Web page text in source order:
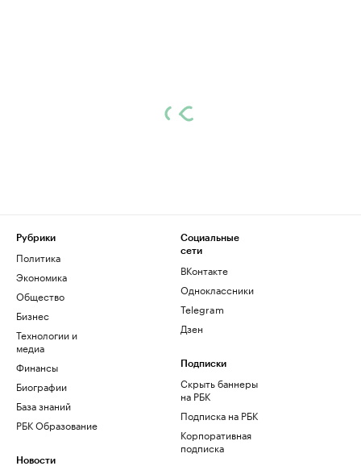
Рубрики
Политика
Экономика
Общество
Бизнес
Технологии и
медиа
Финансы
Биографии
База знаний
РБК Образование
Новости
Социальные
сети
ВКонтакте
Одноклассники
Telegram
Дзен
Подписки
Скрыть баннеры
на РБК
Подписка на РБК
Корпоративная
подписка